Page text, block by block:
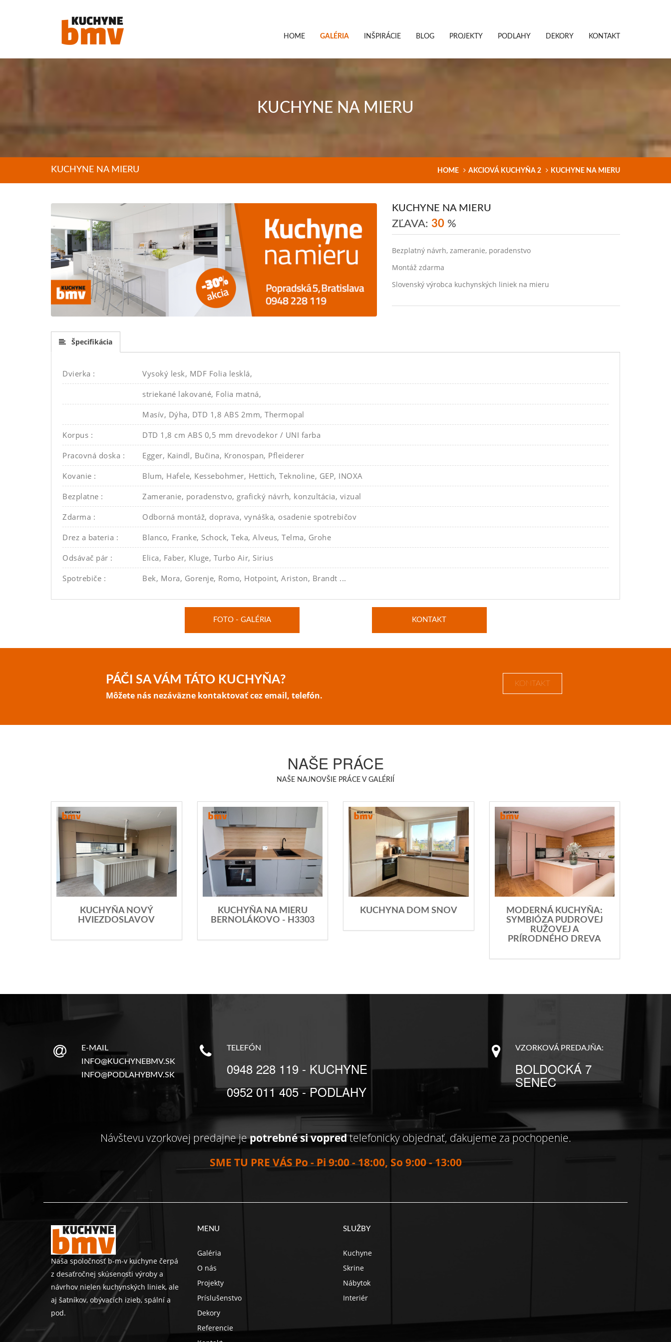
HOME GALÉRIA INŠPIRÁCIE BLOG PROJEKTY PODLAHY DEKORY KONTAKT
KUCHYNE NA MIERU
KUCHYNE NA MIERU HOME AKCIOVÁ KUCHYŇA 2 KUCHYNE NA MIERU
KUCHYNE NA MIERU
ZĽAVA: 30%
Bezplatný návrh, zameranie, poradenstvo
Montáž zdarma
Slovenský výrobca kuchynských liniek na mieru
Špecifikácia
Dvierka : Vysoký lesk, MDF Folia lesklá,
striekané lakované, Folia matná,
Masív, Dýha, DTD 1,8 ABS 2mm, Thermopal
Korpus : DTD 1,8 cm ABS 0,5 mm drevodekor / UNI farba
Pracovná doska : Egger, Kaindl, Bučina, Kronospan, Pfleiderer
Kovanie : Blum, Hafele, Kessebohmer, Hettich, Teknoline, GEP, INOXA
Bezplatne : Zameranie, poradenstvo, grafický návrh, konzultácia, vizual
Zdarma : Odborná montáž, doprava, vynáška, osadenie spotrebičov
Drez a bateria : Blanco, Franke, Schock, Teka, Alveus, Telma, Grohe
Odsávač pár : Elica, Faber, Kluge, Turbo Air, Sirius
Spotrebiče : Bek, Mora, Gorenje, Romo, Hotpoint, Ariston, Brandt ...
FOTO - GALÉRIA KONTAKT
PÁČI SA VÁM TÁTO KUCHYŇA?
Môžete nás nezáväzne kontaktovať cez email, telefón.
KONTAKT
NAŠE PRÁCE
NAŠE NAJNOVŠIE PRÁCE V GALÉRIÍ
KUCHYŇA NOVÝ
HVIEZDOSLAVOV
KUCHYŇA NA MIERU
BERNOLÁKOVO - H3303
KUCHYNA DOM SNOV
MODERNÁ KUCHYŇA:
SYMBIÓZA PUDROVEJ
RUŽOVEJ A
PRÍRODNÉHO DREVA
E-MAIL
INFO@KUCHYNEBMV.SK
INFO@PODLAHYBMV.SK
TELEFÓN
0948 228 119 - KUCHYNE
0952 011 405 - PODLAHY
VZORKOVÁ PREDAJŇA:
BOLDOCKÁ 7
SENEC
Návštevu vzorkovej predajne jepotrebné si vopredtelefonicky objednať, ďakujeme za pochopenie.
SME TU PRE VÁS Po - Pi 9:00 - 18:00, So 9:00 - 13:00
Naša spoločnosť b-m-v kuchyne čerpá
z desaťročnej skúsenosti výroby a
návrhov nielen kuchynských liniek, ale
aj šatníkov, obývacích izieb, spální a
pod.
MENU
Galéria
O nás
Projekty
Príslušenstvo
Dekory
Referencie
SLUŽBY
Kuchyne
Skrine
Nábytok
Interiér